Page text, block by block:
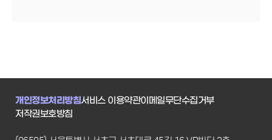
개인정보처리방침서비스 이용약관이메일무단수집거부
저작권보호방침